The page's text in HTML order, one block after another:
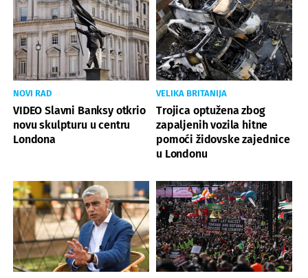
NOVI RAD
VIDEO Slavni Banksy otkrio
novu skulpturu u centru
Londona
VELIKA BRITANIJA
Trojica optužena zbog
zapaljenih vozila hitne
pomoći židovske zajednice
u Londonu